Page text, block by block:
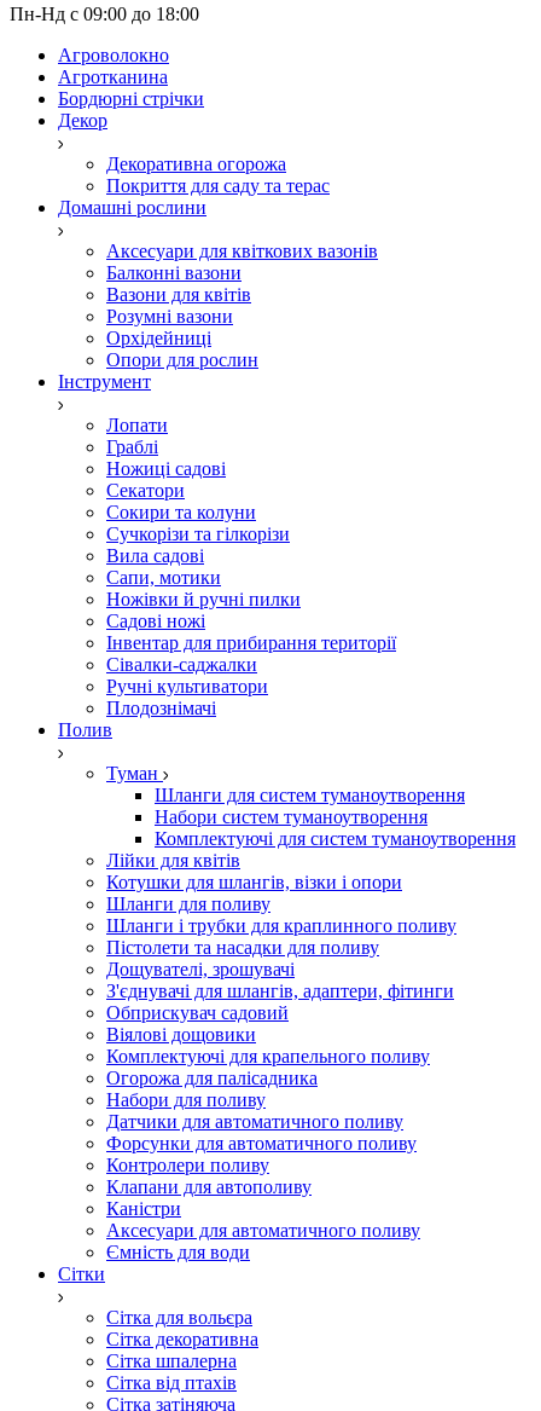
Пн-Нд с 09:00 до 18:00
Агроволокно
Агротканина
Бордюрні стрічки
Декор
Декоративна огорожа
Покриття для саду та терас
Домашні рослини
Аксесуари для квіткових вазонів
Балконні вазони
Вазони для квітів
Розумні вазони
Орхідейниці
Опори для рослин
Інструмент
Лопати
Граблі
Ножиці садові
Секатори
Сокири та колуни
Сучкорізи та гілкорізи
Вила садові
Сапи, мотики
Ножівки й ручні пилки
Садові ножі
Інвентар для прибирання території
Сівалки-саджалки
Ручні культиватори
Плодознімачі
Полив
Туман
Шланги для систем туманоутворення
Набори систем туманоутворення
Комплектуючі для систем туманоутворення
Лійки для квітів
Котушки для шлангів, візки і опори
Шланги для поливу
Шланги і трубки для краплинного поливу
Пістолети та насадки для поливу
Дощувателі, зрошувачі
З'єднувачі для шлангів, адаптери, фітинги
Обприскувач садовий
Віялові дощовики
Комплектуючі для крапельного поливу
Огорожа для палісадника
Набори для поливу
Датчики для автоматичного поливу
Форсунки для автоматичного поливу
Контролери поливу
Клапани для автополиву
Каністри
Аксесуари для автоматичного поливу
Ємність для води
Сітки
Сітка для вольєра
Сітка декоративна
Сітка шпалерна
Сітка від птахів
Сітка затіняюча